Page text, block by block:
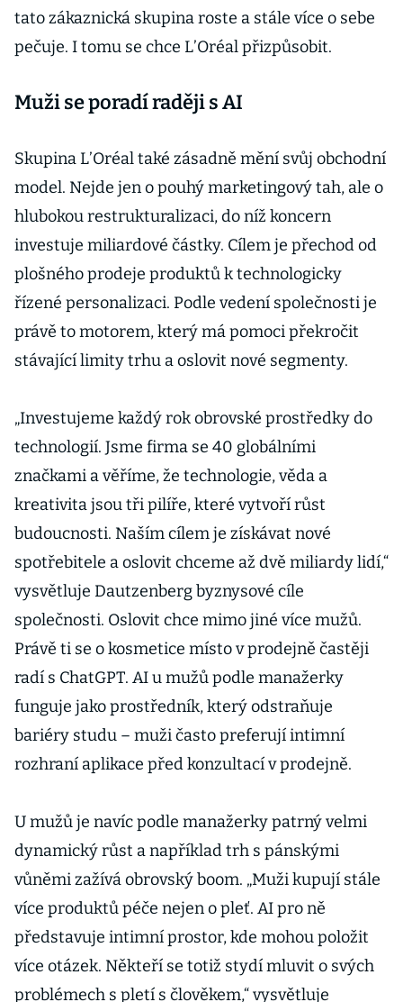
tato zákaznická skupina roste a stále více o sebe
pečuje. I tomu se chce L’Oréal přizpůsobit.
Muži se poradí raději s AI
Skupina L’Oréal také zásadně mění svůj obchodní
model. Nejde jen o pouhý marketingový tah, ale o
hlubokou restrukturalizaci, do níž koncern
investuje miliardové částky. Cílem je přechod od
plošného prodeje produktů k technologicky
řízené personalizaci. Podle vedení společnosti je
právě to motorem, který má pomoci překročit
stávající limity trhu a oslovit nové segmenty.
„Investujeme každý rok obrovské prostředky do
technologií. Jsme firma se 40 globálními
značkami a věříme, že technologie, věda a
kreativita jsou tři pilíře, které vytvoří růst
budoucnosti. Naším cílem je získávat nové
spotřebitele a oslovit chceme až dvě miliardy lidí,“
vysvětluje Dautzenberg byznysové cíle
společnosti. Oslovit chce mimo jiné více mužů.
Právě ti se o kosmetice místo v prodejně častěji
radí s ChatGPT. AI u mužů podle manažerky
funguje jako prostředník, který odstraňuje
bariéry studu – muži často preferují intimní
rozhraní aplikace před konzultací v prodejně.
U mužů je navíc podle manažerky patrný velmi
dynamický růst a například trh s pánskými
vůněmi zažívá obrovský boom. „Muži kupují stále
více produktů péče nejen o pleť. AI pro ně
představuje intimní prostor, kde mohou položit
více otázek. Někteří se totiž stydí mluvit o svých
problémech s pletí s člověkem,“ vysvětluje